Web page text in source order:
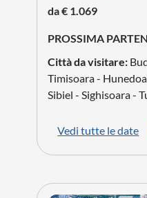
da € 1.069
PROSSIMA
Città da visitare:
Timisoara -
Sibiel - Sighisoara -
Vedi tutte le date